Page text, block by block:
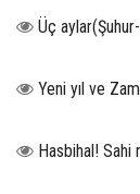
Üç
Yeni yıl ve
Hasbihal! Sahi